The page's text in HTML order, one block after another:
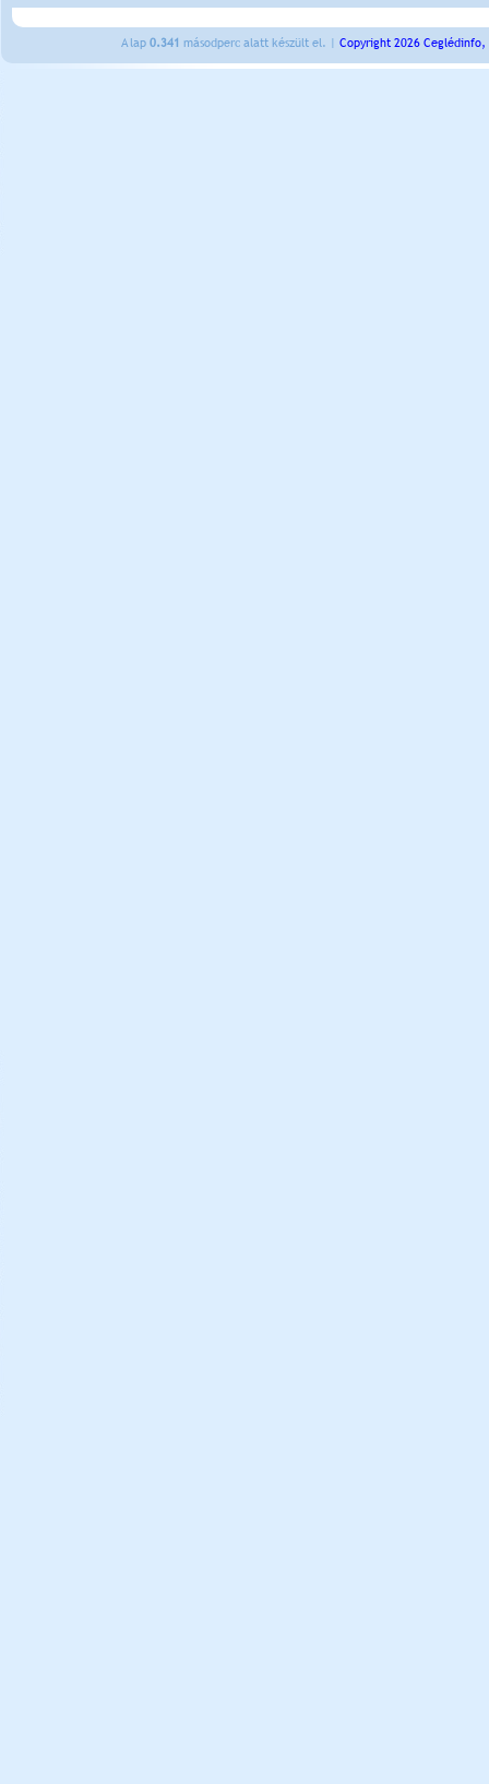
A lap 0.341 másodperc alatt készült el. | Copyright 2026